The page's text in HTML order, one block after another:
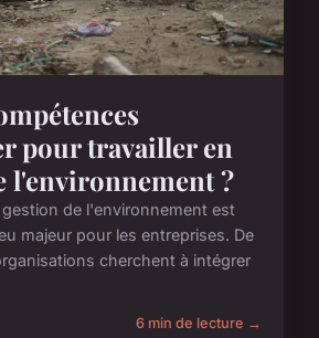
pour travailler en
l'environnement ?
de l'environnement est
majeur pour les entreprises. De
cherchent à intégrer
6 min de lecture →